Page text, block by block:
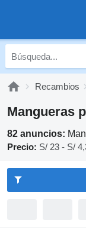
Recambios
Mangueras
82 anuncios:
Precio: S/ 23 - S/